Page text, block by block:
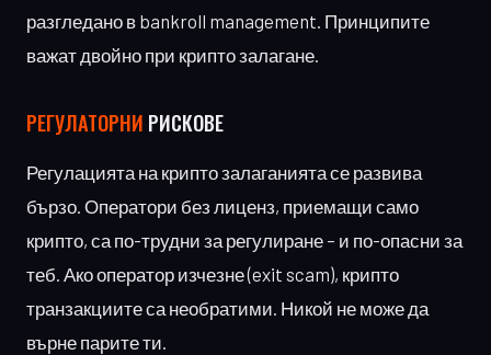
разгледано в bankroll management. Принципите
важат двойно при крипто залагане.
РЕГУЛАТОРНИ РИСКОВЕ
Регулацията на крипто залаганията се развива
бързо. Оператори без лиценз, приемащи само
крипто, са по-трудни за регулиране – и по-опасни за
теб. Ако оператор изчезне (exit scam), крипто
транзакциите са необратими. Никой не може да
върне парите ти.